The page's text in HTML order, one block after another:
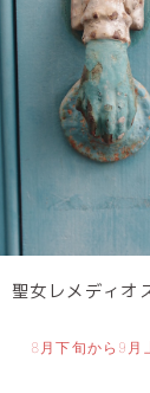
聖女レメディオ
8月下旬から9月